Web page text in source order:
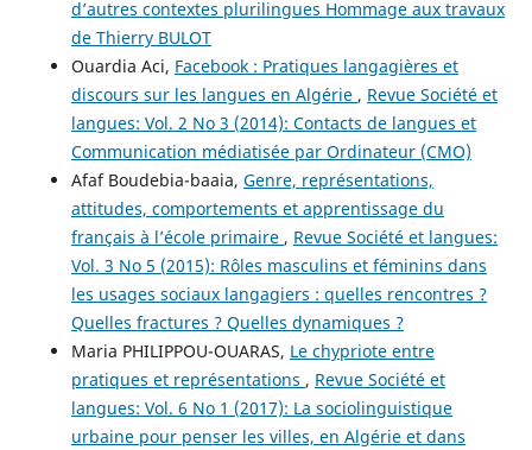
d’autres contextes plurilingues Hommage aux travaux
de Thierry BULOT
Ouardia Aci, Facebook : Pratiques langagières et
discours sur les langues en Algérie , Revue Société et
langues: Vol. 2 No 3 (2014): Contacts de langues et
Communication médiatisée par Ordinateur (CMO)
Afaf Boudebia-baaia, Genre, représentations,
attitudes, comportements et apprentissage du
français à l’école primaire , Revue Société et langues:
Vol. 3 No 5 (2015): Rôles masculins et féminins dans
les usages sociaux langagiers : quelles rencontres ?
Quelles fractures ? Quelles dynamiques ?
Maria PHILIPPOU-OUARAS, Le chypriote entre
pratiques et représentations , Revue Société et
langues: Vol. 6 No 1 (2017): La sociolinguistique
urbaine pour penser les villes, en Algérie et dans